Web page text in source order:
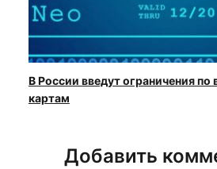
В России введут ограничения по
картам
Добавить